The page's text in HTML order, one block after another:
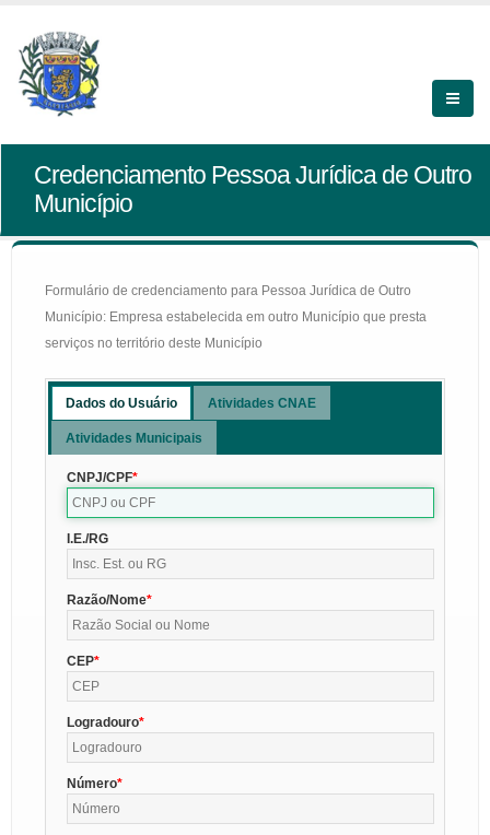
Credenciamento Pessoa Jurídica de Outro
Município
Formulário de credenciamento para Pessoa Jurídica de Outro
Município: Empresa estabelecida em outro Município que presta
serviços no território deste Município
Dados do Usuário Atividades CNAE
Atividades Municipais
CNPJ/CPF
I.E./RG
Razão/Nome
CEP
Logradouro
Número